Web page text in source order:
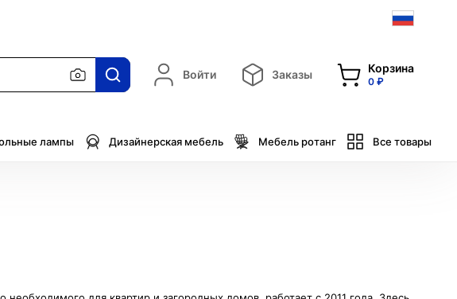
Войти Заказы Корзина
0 ₽
лампы Дизайнерская мебель Мебель ротанг Все товары